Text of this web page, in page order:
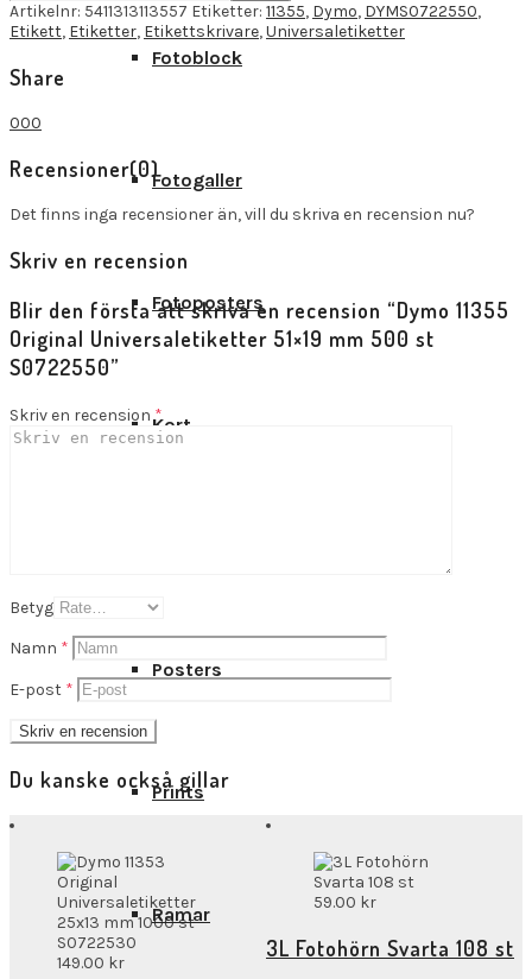
Fotoblock
Fotogaller
Fotoposters
Kort
Posters
Prints
Ramar
Artikelnr: 5411313113557 Etiketter: 11355, Dymo, DYMS0722550,
Etikett, Etiketter, Etikettskrivare,Universaletiketter
Share
000
Recensioner(0)
Det finns inga recensioner än, vill du skriva en recension nu?
Skriv en recension
Blir den första att skriva en recension “Dymo 11355
Original Universaletiketter 51×19 mm 500 st
S0722550”
Skriv en recension*
Betyg
Namn *
E-post *
Du kanske också gillar
149.00 kr
59.00 kr
3L Fotohörn Svarta 108 st